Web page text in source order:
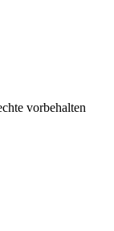
vorbehalten